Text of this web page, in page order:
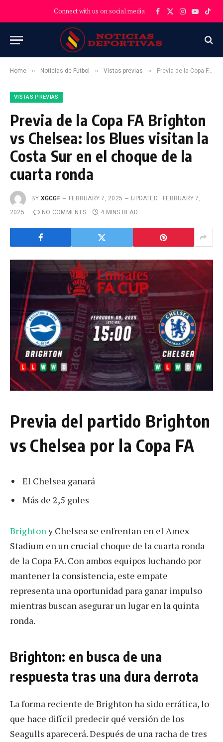
Connect with us on social media Facebook
X
Instagram
YouTube
Home » Noticias de Fútbol » Vistas previas » Previa de la Copa FA Brighton vs Chelsea: los Blues visitan la Costa Sur en el choque de la cuarta ronda
VISTAS PREVIAS
Previa de la Copa FA Brighton
vs Chelsea: los Blues visitan la
Costa Sur en el choque de la
cuarta ronda
BY XGCGF FEBRUARY 7, 2025 UPDATED:
FEBRUARY 7,
2025
NO COMMENTS 4 MINS READ
Previa del partido Brighton
vs Chelsea por la Copa FA
El Chelsea ganará
Más de 2,5 goles
Brightony Chelsea se enfrentan en el Amex
Stadium en un crucial choque de la cuarta ronda
de la Copa FA. Con ambos equipos luchando por
mantener la consistencia, este empate
representa una oportunidad para ganar impulso
mientras buscan asegurar un lugar en la quinta
ronda.
Brighton: en busca de una
respuesta tras una dura derrota
La forma reciente de Brighton ha sido errática, lo
que hace difícil predecir qué versión de los
Seagulls aparecerá. Después de una racha de tres